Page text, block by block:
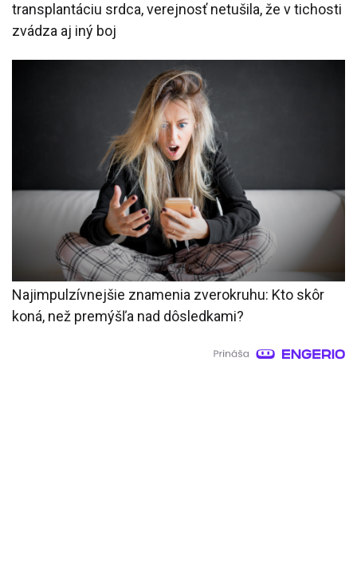
transplantáciu srdca, verejnosť netušila, že v tichosti
zvádza aj iný boj
Najimpulzívnejšie znamenia zverokruhu: Kto skôr
koná, než premýšľa nad dôsledkami?